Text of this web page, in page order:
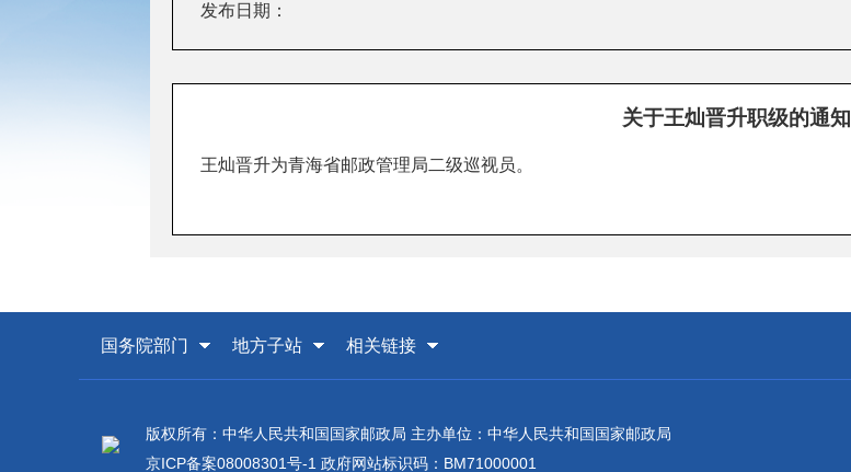
发布日期：
关于王灿晋升职级的通知
王灿晋升为青海省邮政管理局二级巡视员。
国务院部门 地方子站 相关链接
版权所有：中华人民共和国国家邮政局 主办单位：中华人民共和国国家邮政局
京ICP备案08008301号-1 政府网站标识码：BM71000001